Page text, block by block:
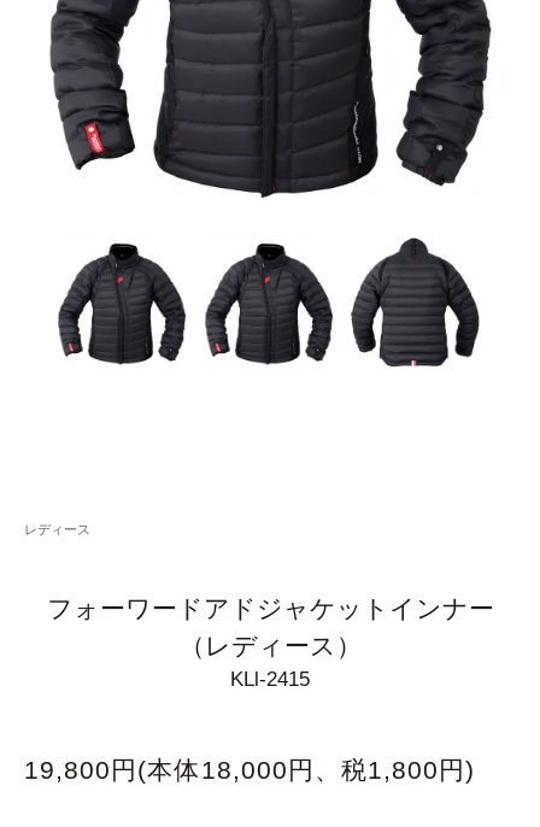
レディース
フォーワードアドジャケットインナー
（レディース）
KLl-2415
19,800円(本体18,000円、税1,800円)